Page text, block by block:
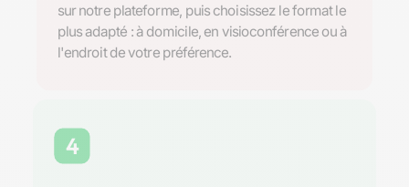
sur notre plateforme, puis choisissez le format le
plus adapté : à domicile, en visioconférence ou à
l'endroit de votre préférence.
4